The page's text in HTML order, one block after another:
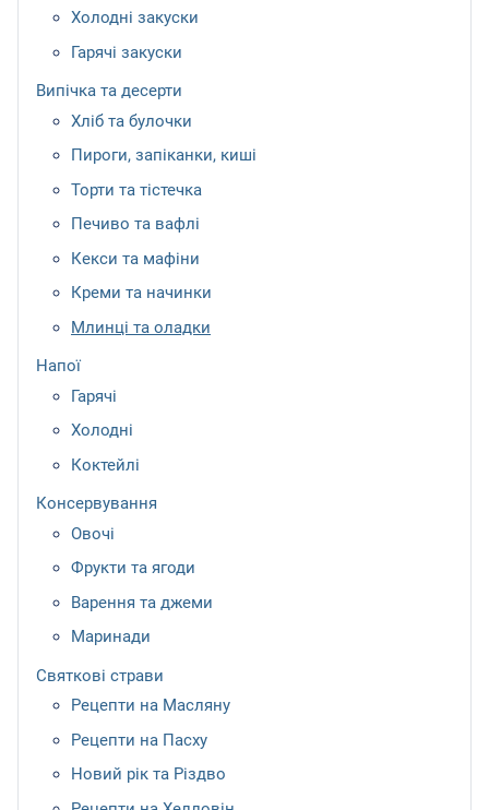
Холодні закуски
Гарячі закуски
Випічка та десерти
Хліб та булочки
Пироги, запіканки, киші
Торти та тістечка
Печиво та вафлі
Кекси та мафіни
Креми та начинки
Млинці та оладки
Напої
Гарячі
Холодні
Коктейлі
Консервування
Овочі
Фрукти та ягоди
Варення та джеми
Маринади
Святкові страви
Рецепти на Масляну
Рецепти на Пасху
Новий рік та Різдво